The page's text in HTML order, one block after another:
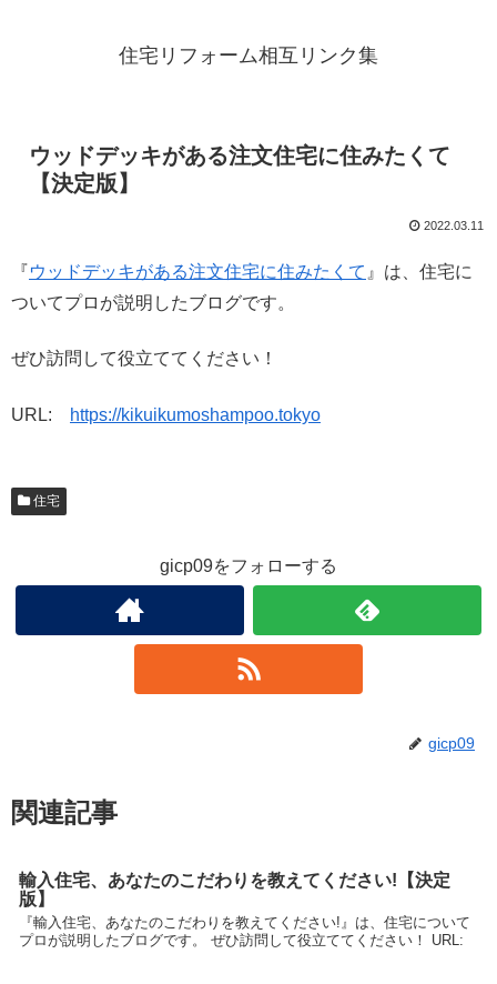
住宅リフォーム相互リンク集
ウッドデッキがある注文住宅に住みたくて
【決定版】
2022.03.11
『ウッドデッキがある注文住宅に住みたくて 』は、住宅に
ついてプロが説明したブログです。
ぜひ訪問して役立ててください！
URL: https://kikuikumoshampoo.tokyo
住宅
gicp09をフォローする
gicp09
関連記事
輸入住宅、あなたのこだわりを教えてください!【決定
版】
『輸入住宅、あなたのこだわりを教えてください!』は、住宅について
プロが説明したブログです。 ぜひ訪問して役立ててください！ URL: